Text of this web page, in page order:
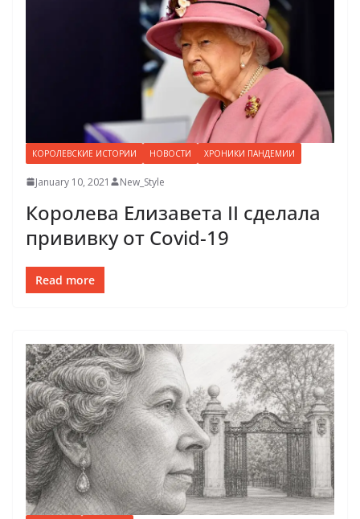
КОРОЛЕВСКИЕ ИСТОРИИ НОВОСТИ ХРОНИКИ ПАНДЕМИИ
January 10, 2021 New_Style
Королева Елизавета II сделала
прививку от Covid-19
Read more